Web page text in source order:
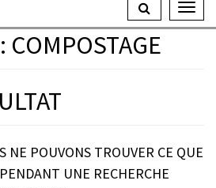
le
COMPOSTAGE
NE POUVONS TROUVER CE QUE
UNE RECHERCHE